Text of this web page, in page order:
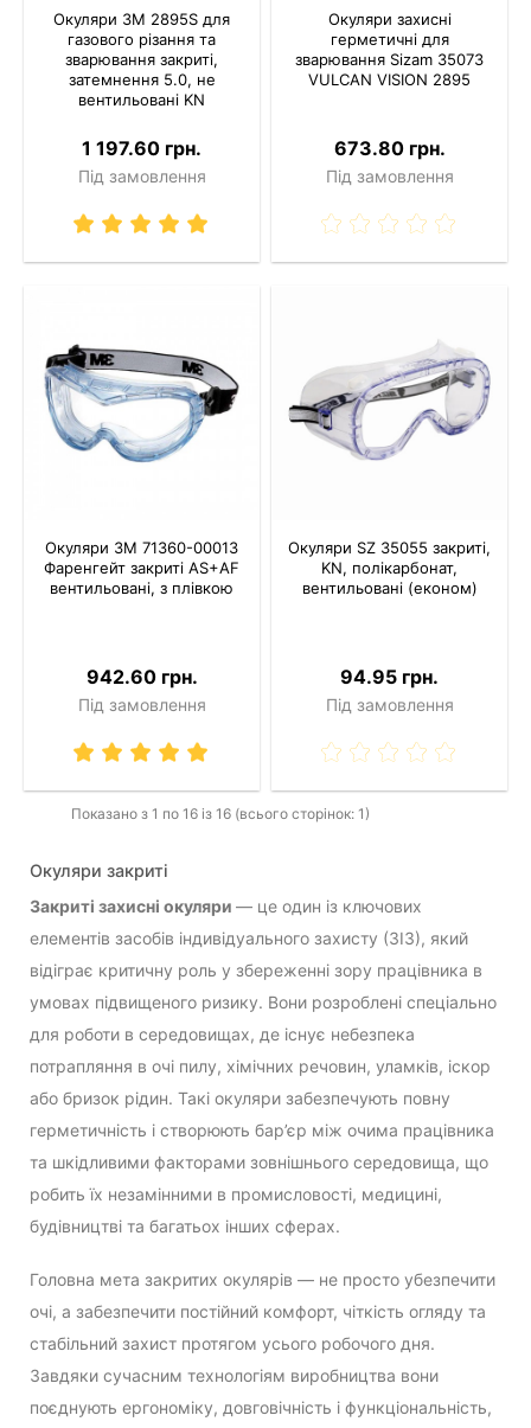
Окуляри 3M 2895S для
газового різання та
зварювання закриті,
затемнення 5.0, не
вентильовані KN
1 197.60 грн.
Під замовлення
Окуляри захисні
герметичні для
зварювання Sizam 35073
VULCAN VISION 2895
673.80 грн.
Під замовлення
Окуляри 3M 71360-00013
Фаренгейт закриті AS+AF
вентильовані, з плівкою
942.60 грн.
Під замовлення
Окуляри SZ 35055 закриті,
KN, полікарбонат,
вентильовані (економ)
94.95 грн.
Під замовлення
Показано з 1 по 16 із 16 (всього сторінок: 1)
Окуляри закриті
Закриті захисні окуляри — це один із ключових
елементів засобів індивідуального захисту (ЗІЗ), який
відіграє критичну роль у збереженні зору працівника в
умовах підвищеного ризику. Вони розроблені спеціально
для роботи в середовищах, де існує небезпека
потрапляння в очі пилу, хімічних речовин, уламків, іскор
або бризок рідин. Такі окуляри забезпечують повну
герметичність і створюють бар’єр між очима працівника
та шкідливими факторами зовнішнього середовища, що
робить їх незамінними в промисловості, медицині,
будівництві та багатьох інших сферах.
Головна мета закритих окулярів — не просто убезпечити
очі, а забезпечити постійний комфорт, чіткість огляду та
стабільний захист протягом усього робочого дня.
Завдяки сучасним технологіям виробництва вони
поєднують ергономіку, довговічність і функціональність,